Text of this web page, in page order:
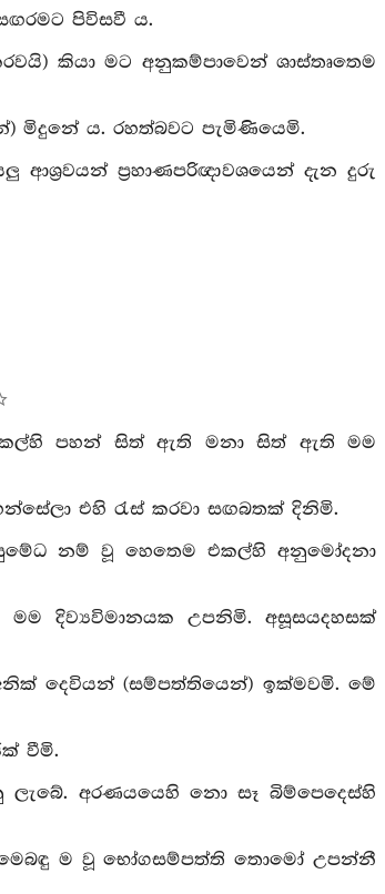
පිවිසවී ය.
කියා මට අනුකම්පාවෙන් ශාස්තෘතෙම
මිදුනේ ය. රහත්බවට පැමිණියෙමි.
ප්‍රහාණපරිඥාවශයෙන් දැන දුරු
කල්හි පහන් සිත් ඇති මනා සිත් ඇති මම
එහි රැස් කරවා සඟබතක් දිනිමි.
නම් වූ හෙතෙම එකල්හි අනුමෝදනා
දිව්‍යවිමානයක උපනිමි. අසූසයදහසක්
දෙවියන් (සම්පත්තියෙන්) ඉක්මවමි. මේ
වීමි.
අරණයයෙහි නො සෑ බිම්පෙදෙස්හි
මෙබඳු ම වූ භෝගසම්පත්ති තොමෝ උපන්නී